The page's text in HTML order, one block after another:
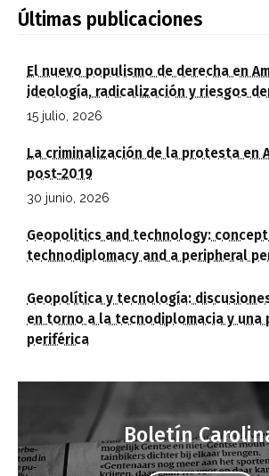
Últimas publicaciones
El nuevo populismo de derecha en
ideología, radicalización y riesgos
15 julio, 2026
La criminalización de la protesta en
post-2019
30 junio, 2026
Geopolitics and technology:
technodiplomacy and a peripheral
Geopolítica y tecnología:
en torno a la tecnodiplomacia y una
periférica
Boletín